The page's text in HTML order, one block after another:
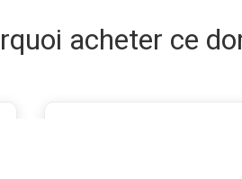
acheter ce